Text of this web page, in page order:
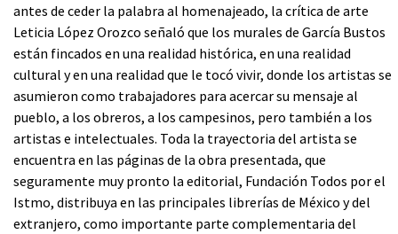
antes de ceder la palabra al homenajeado, la crítica de arte
Leticia López Orozco señaló que los murales de García Bustos
están fincados en una realidad histórica, en una realidad
cultural y en una realidad que le tocó vivir, donde los artistas se
asumieron como trabajadores para acercar su mensaje al
pueblo, a los obreros, a los campesinos, pero también a los
artistas e intelectuales. Toda la trayectoria del artista se
encuentra en las páginas de la obra presentada, que
seguramente muy pronto la editorial, Fundación Todos por el
Istmo, distribuya en las principales librerías de México y del
extranjero, como importante parte complementaria del